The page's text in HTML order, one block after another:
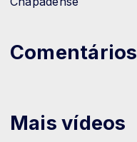
Mais vídeos
Comentários